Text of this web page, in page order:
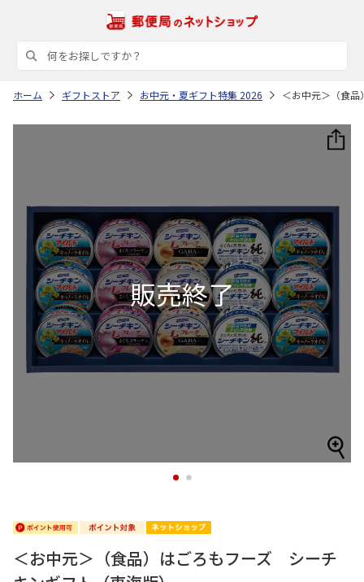
ホーム ギフトストア お中元・夏ギフト特集 2026 ＜お中元＞（食
1 2
＜お中元＞（食品）はごろもフーズ シーチ